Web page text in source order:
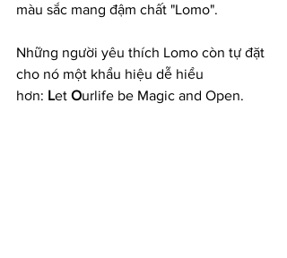
màu sắc mang đậm chất "Lomo".
Những người yêu thích Lomo còn tự đặt
cho nó một khẩu hiệu dễ hiểu
hơn: Let Ourlife be Magic and Open.